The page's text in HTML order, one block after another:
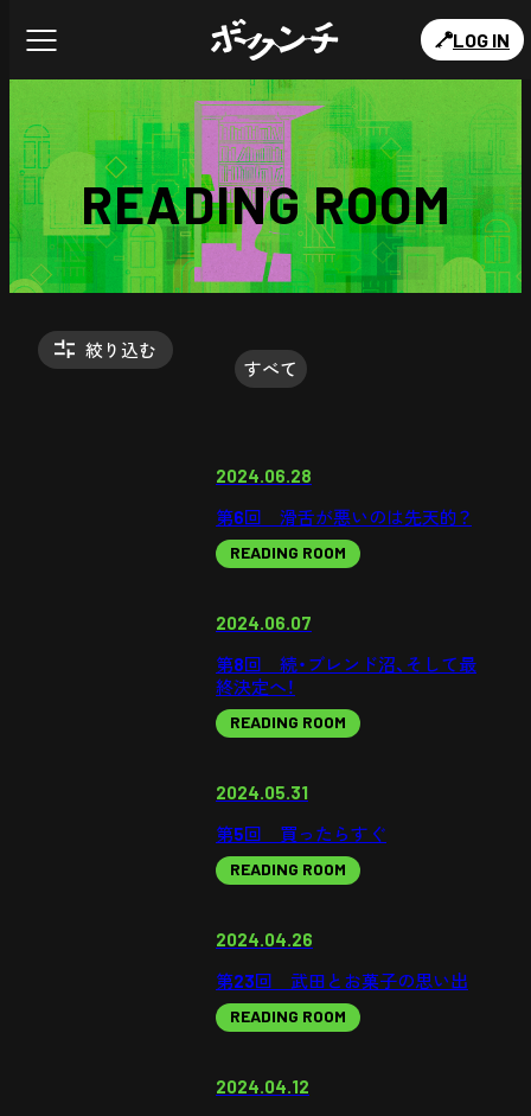
LOG IN
READING ROOM
絞り込む
すべて
2024.06.28
第6回 滑舌が悪いのは先天的？
READING ROOM
2024.06.07
第8回 続・ブレンド沼、そして最
終決定へ！
READING ROOM
2024.05.31
第5回 買ったらすぐ
READING ROOM
2024.04.26
第23回 武田とお菓子の思い出
READING ROOM
2024.04.12